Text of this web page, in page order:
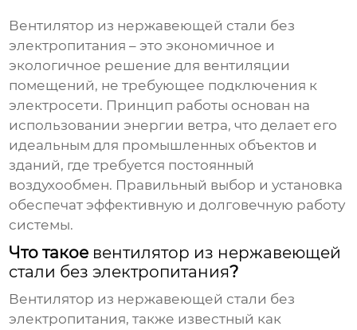
Вентилятор из нержавеющей стали без
электропитания – это экономичное и
экологичное решение для вентиляции
помещений, не требующее подключения к
электросети. Принцип работы основан на
использовании энергии ветра, что делает его
идеальным для промышленных объектов и
зданий, где требуется постоянный
воздухообмен. Правильный выбор и установка
обеспечат эффективную и долговечную работу
системы.
Что такое вентилятор из нержавеющей
стали без электропитания?
Вентилятор из нержавеющей стали без
электропитания, также известный как